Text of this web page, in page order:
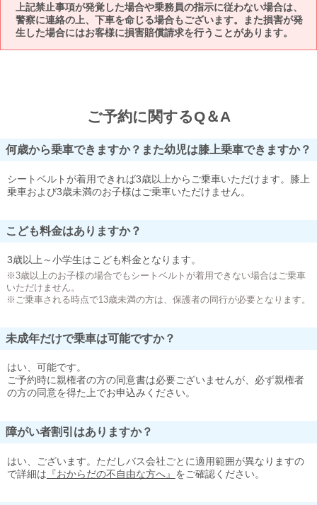
上記禁止事項が発覚した場合や乗務員の指示に従わない場合は、
警察に連絡の上、下車を命じる場合もございます。また損害が発
生した場合にはお客様に損害賠償請求を行うことがあります。
ご予約に関するQ＆A
何歳から乗車できますか？また幼児は膝上乗車できますか？
シートベルトが着用できれば3歳以上からご乗車いただけます。膝上
乗車および3歳未満のお子様はご乗車いただけません。
こども料金はありますか？
3歳以上～小学生はこども料金となります。
※3歳以上のお子様の場合でもシートベルトが着用できない場合はご乗車
いただけません。
※ご乗車される時点で13歳未満の方は、保護者の同行が必要となります。
未成年だけで乗車は可能ですか？
はい、可能です。
ご予約時に親権者の方の同意書は必要ございませんが、必ず親権者
の方の同意を得た上でお申込みください。
障がい者割引はありますか？
はい、ございます。ただしバス会社ごとに適用範囲が異なりますの
で詳細は 『おからだの不自由な方へ』 をご確認ください。